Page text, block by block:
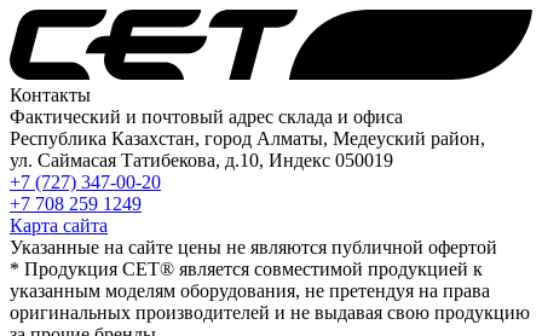
Контакты
Фактический и почтовый адрес склада и офиса
Республика Казахстан, город Алматы, Медеуский район,
ул. Саймасая Татибекова, д.10, Индекс 050019
+7 (727) 347-00-20
+7 708 259 1249
Карта сайта
Указанные на сайте цены не являются публичной офертой
* Продукция СЕТ® является совместимой продукцией к
указанным моделям оборудования, не претендуя на права
оригинальных производителей и не выдавая свою продукцию